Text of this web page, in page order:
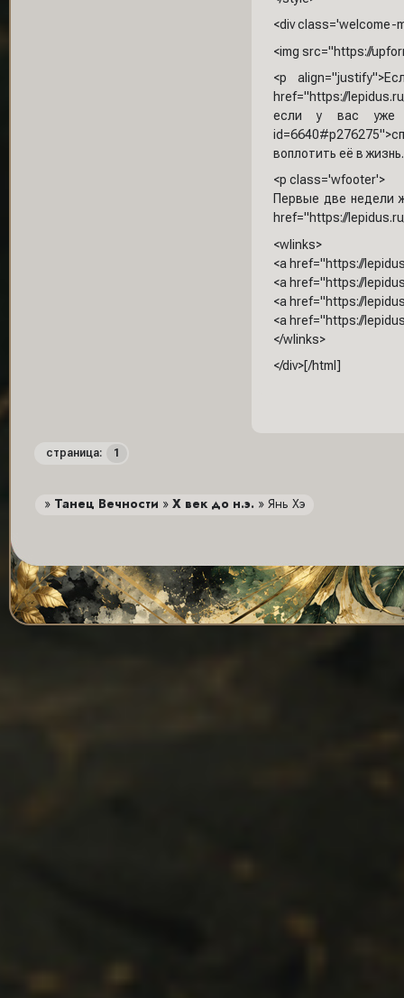
<div
<img src="https://
<p
href="https://
если у вас уже
воплотить её в
<p class='wfooter'>
Первые две недели
href="https://
<wlinks>
<a href="https://
<a href="https://
<a href="https://
<a href="https://
</wlinks>
</div>[/html]
страница: 1
» Танец Вечности » X век до н.э. » Янь Хэ